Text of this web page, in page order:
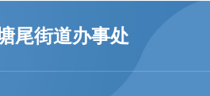
尾街道办事处